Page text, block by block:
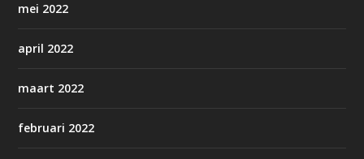
mei 2022
april 2022
maart 2022
februari 2022